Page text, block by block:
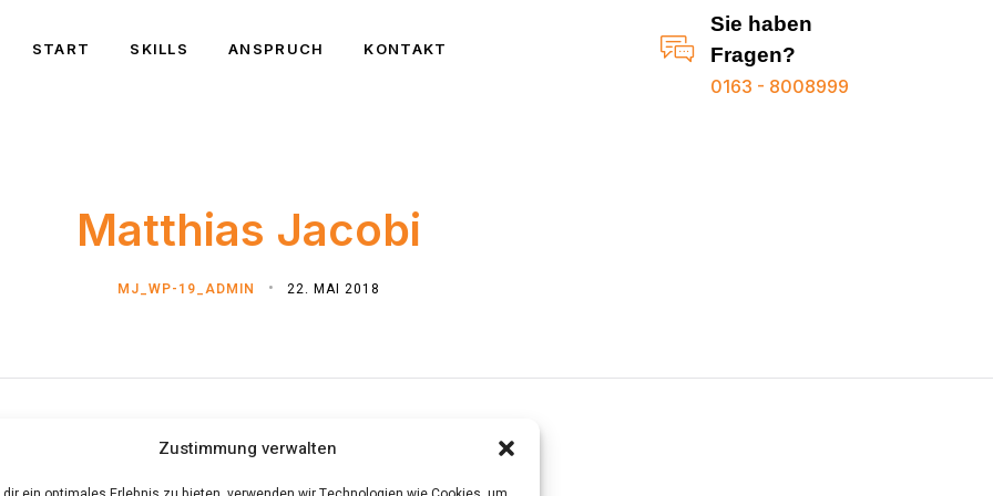
Zustimmung verwalten
START SKILLS ANSPRUCH KONTAKT
Sie haben
Fragen?
0163 - 8008999
Matthias Jacobi
MJ_WP-19_ADMIN 22. MAI 2018